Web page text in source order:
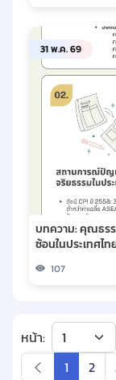
31 พ.ค. 69
บทความ: คุณธรร
ซ้อนในประเทศไท
107
หน้า:
1
2